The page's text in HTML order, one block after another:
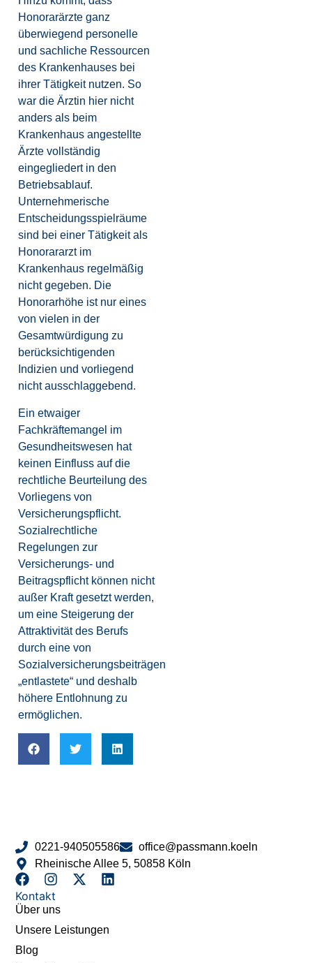
Honorarärzte ganz
überwiegend personelle
und sachliche Ressourcen
des Krankenhauses bei
ihrer Tätigkeit nutzen. So
war die Ärztin hier nicht
anders als beim
Krankenhaus angestellte
Ärzte vollständig
eingegliedert in den
Betriebsablauf.
Unternehmerische
Entscheidungsspielräume
sind bei einer Tätigkeit als
Honorararzt im
Krankenhaus regelmäßig
nicht gegeben. Die
Honorarhöhe ist nur eines
von vielen in der
Gesamtwürdigung zu
berücksichtigenden
Indizien und vorliegend
nicht ausschlaggebend.
Ein etwaiger
Fachkräftemangel im
Gesundheitswesen hat
keinen Einfluss auf die
rechtliche Beurteilung des
Vorliegens von
Versicherungspflicht.
Sozialrechtliche
Regelungen zur
Versicherungs- und
Beitragspflicht können nicht
außer Kraft gesetzt werden,
um eine Steigerung der
Attraktivität des Berufs
durch eine von
Sozialversicherungsbeiträgen
„entlastete“ und deshalb
höhere Entlohnung zu
ermöglichen.
0221-940505586
office@passmann.koeln
Rheinische Allee 5, 50858 Köln
Kontakt
Über uns
Unsere Leistungen
Blog